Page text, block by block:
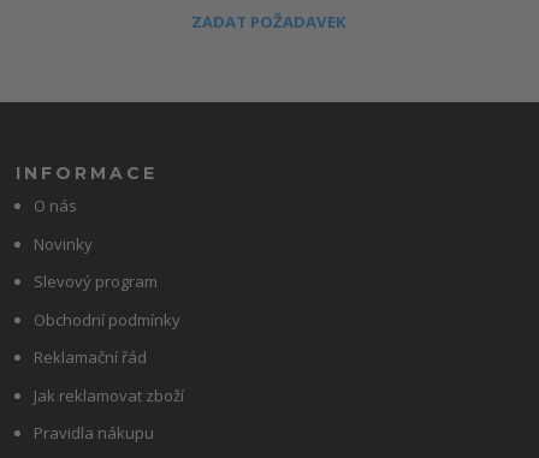
ZADAT POŽADAVEK
INFORMACE
O nás
Novinky
Slevový program
Obchodní podmínky
Reklamační řád
Jak reklamovat zboží
Pravidla nákupu